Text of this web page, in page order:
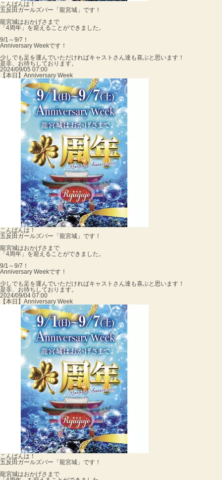
こんばんは！
五反田ガールズバー「龍宮城」です！
龍宮城はおかげさまで
「4周年」を迎えることができました。
9/1～9/7！
Anniversary Weekです！
少しでも足を運んでいただければキャストさん達も喜ぶと思います！
是非、お待ちしております。
2024/09/05 07:00
【本日】Anniversary Week
こんばんは！
五反田ガールズバー「龍宮城」です！
龍宮城はおかげさまで
「4周年」を迎えることができました。
9/1～9/7！
Anniversary Weekです！
少しでも足を運んでいただければキャストさん達も喜ぶと思います！
是非、お待ちしております。
2024/09/04 07:00
【本日】Anniversary Week
こんばんは！
五反田ガールズバー「龍宮城」です！
龍宮城はおかげさまで